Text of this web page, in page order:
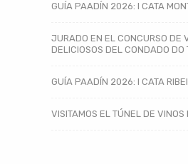
GUÍA PAADÍN 2026: I CATA
JURADO EN EL CONCURSO DE
DELICIOSOS DEL CONDADO DO
GUÍA PAADÍN 2026: I CATA
VISITAMOS EL TÚNEL DE VINOS